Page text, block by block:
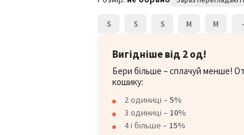
S S S M M -
Вигідніше від 2 од!
Бери більше – сплачуй менше!
кошику:
2 одиниці – 5%
3 одиниці – 10%
4 і більше – 15%